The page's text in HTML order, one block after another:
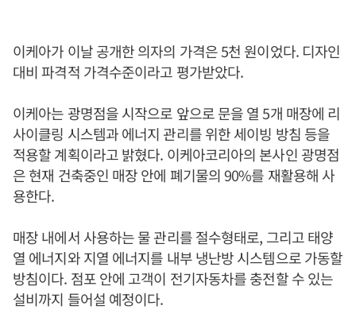
이케아가 이날 공개한 의자의 가격은 5천 원이었다. 디자인
대비 파격적 가격수준이라고 평가받았다.
이케아는 광명점을 시작으로 앞으로 문을 열 5개 매장에 리
사이클링 시스템과 에너지 관리를 위한 세이빙 방침 등을
적용할 계획이라고 밝혔다. 이케아코리아의 본사인 광명점
은 현재 건축중인 매장 안에 폐기물의 90%를 재활용해 사
용한다.
매장 내에서 사용하는 물 관리를 절수형태로, 그리고 태양
열 에너지와 지열 에너지를 내부 냉난방 시스템으로 가동할
방침이다. 점포 안에 고객이 전기자동차를 충전할 수 있는
설비까지 들어설 예정이다.